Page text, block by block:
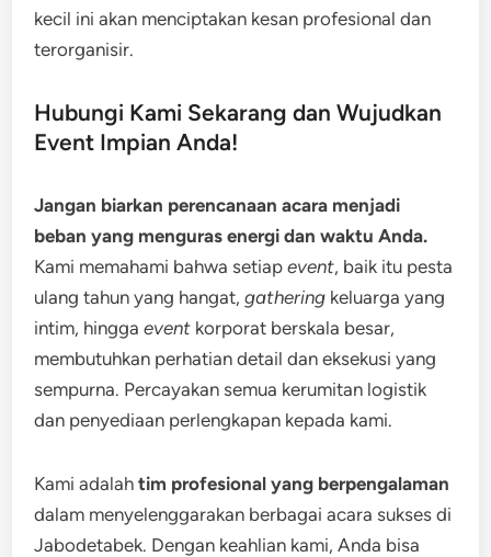
kecil ini akan menciptakan kesan profesional dan
terorganisir.
Hubungi Kami Sekarang dan Wujudkan
Event Impian Anda!
Jangan biarkan perencanaan acara menjadi
beban yang menguras energi dan waktu Anda.
Kami memahami bahwa setiapevent, baik itu pesta
ulang tahun yang hangat,gathering keluarga yang
intim, hinggaevent korporat berskala besar,
membutuhkan perhatian detail dan eksekusi yang
sempurna. Percayakan semua kerumitan logistik
dan penyediaan perlengkapan kepada kami.
Kami adalahtim profesional yang berpengalaman
dalam menyelenggarakan berbagai acara sukses di
Jabodetabek. Dengan keahlian kami, Anda bisa